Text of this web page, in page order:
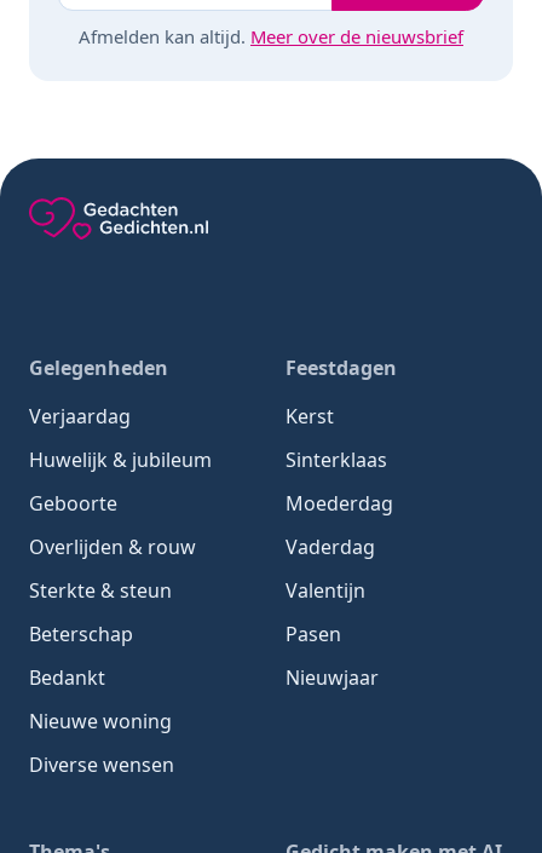
Afmelden kan altijd. Meer over de nieuwsbrief
Gelegenheden
Verjaardag
Huwelijk & jubileum
Geboorte
Overlijden & rouw
Sterkte & steun
Beterschap
Bedankt
Nieuwe woning
Diverse wensen
Feestdagen
Kerst
Sinterklaas
Moederdag
Vaderdag
Valentijn
Pasen
Nieuwjaar